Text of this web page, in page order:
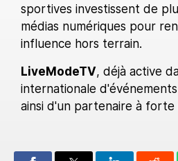
sportives investissent de
médias numériques pour
influence hors terrain.
LiveModeTV, déjà active
internationale
ainsi d'un partenaire à